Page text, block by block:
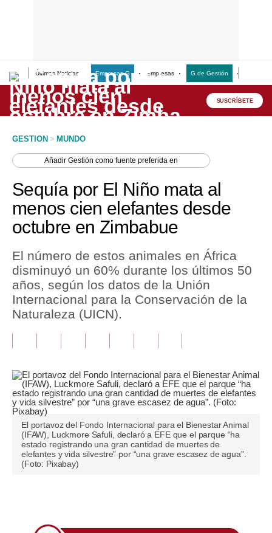
Últimas Noticias Empresas G Empresas G de Gestión
Lo último
Peru Quiosco
Economía
Mercados
Política
Tu Dinero
Finanzas Personales
Opinión
Editorial
Pregunta de hoy
Blogs
SUSCRÍBETE
GESTION > MUNDO
AñadirGestión como fuente preferida en
Sequía por El Niño mata al
menos cien elefantes desde
octubre en Zimbabue
El número de estos animales en África
disminuyó un 60% durante los últimos 50
años, según los datos de la Unión
Internacional para la Conservación de la
Naturaleza (UICN).
El portavoz del Fondo Internacional para el Bienestar Animal
(IFAW), Luckmore Safuli, declaró a EFE que el parque “ha
estado registrando una gran cantidad de muertes de
elefantes y vida silvestre” por “una grave escasez de agua”.
(Foto: Pixabay)